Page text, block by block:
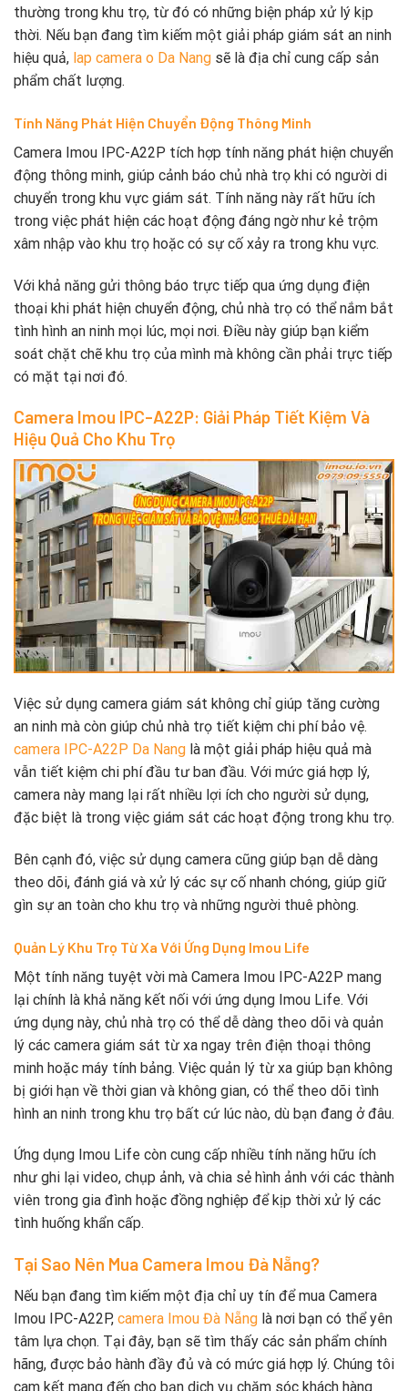
thường trong khu trọ, từ đó có những biện pháp xử lý kịp
thời. Nếu bạn đang tìm kiếm một giải pháp giám sát an ninh
hiệu quả, lap camera o Da Nang sẽ là địa chỉ cung cấp sản
phẩm chất lượng.
Tính Năng Phát Hiện Chuyển Động Thông Minh
Camera Imou IPC-A22P tích hợp tính năng phát hiện chuyển
động thông minh, giúp cảnh báo chủ nhà trọ khi có người di
chuyển trong khu vực giám sát. Tính năng này rất hữu ích
trong việc phát hiện các hoạt động đáng ngờ như kẻ trộm
xâm nhập vào khu trọ hoặc có sự cố xảy ra trong khu vực.
Với khả năng gửi thông báo trực tiếp qua ứng dụng điện
thoại khi phát hiện chuyển động, chủ nhà trọ có thể nắm bắt
tình hình an ninh mọi lúc, mọi nơi. Điều này giúp bạn kiểm
soát chặt chẽ khu trọ của mình mà không cần phải trực tiếp
có mặt tại nơi đó.
Camera Imou IPC-A22P: Giải Pháp Tiết Kiệm Và
Hiệu Quả Cho Khu Trọ
Việc sử dụng camera giám sát không chỉ giúp tăng cường
an ninh mà còn giúp chủ nhà trọ tiết kiệm chi phí bảo vệ.
camera IPC-A22P Da Nang là một giải pháp hiệu quả mà
vẫn tiết kiệm chi phí đầu tư ban đầu. Với mức giá hợp lý,
camera này mang lại rất nhiều lợi ích cho người sử dụng,
đặc biệt là trong việc giám sát các hoạt động trong khu trọ.
Bên cạnh đó, việc sử dụng camera cũng giúp bạn dễ dàng
theo dõi, đánh giá và xử lý các sự cố nhanh chóng, giúp giữ
gìn sự an toàn cho khu trọ và những người thuê phòng.
Quản Lý Khu Trọ Từ Xa Với Ứng Dụng Imou Life
Một tính năng tuyệt vời mà Camera Imou IPC-A22P mang
lại chính là khả năng kết nối với ứng dụng Imou Life. Với
ứng dụng này, chủ nhà trọ có thể dễ dàng theo dõi và quản
lý các camera giám sát từ xa ngay trên điện thoại thông
minh hoặc máy tính bảng. Việc quản lý từ xa giúp bạn không
bị giới hạn về thời gian và không gian, có thể theo dõi tình
hình an ninh trong khu trọ bất cứ lúc nào, dù bạn đang ở đâu.
Ứng dụng Imou Life còn cung cấp nhiều tính năng hữu ích
như ghi lại video, chụp ảnh, và chia sẻ hình ảnh với các thành
viên trong gia đình hoặc đồng nghiệp để kịp thời xử lý các
tình huống khẩn cấp.
Tại Sao Nên Mua Camera Imou Đà Nẵng?
Nếu bạn đang tìm kiếm một địa chỉ uy tín để mua Camera
Imou IPC-A22P, camera Imou Đà Nẵng là nơi bạn có thể yên
tâm lựa chọn. Tại đây, bạn sẽ tìm thấy các sản phẩm chính
hãng, được bảo hành đầy đủ và có mức giá hợp lý. Chúng tôi
cam kết mang đến cho bạn dịch vụ chăm sóc khách hàng